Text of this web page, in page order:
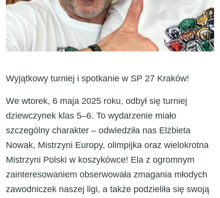
Wyjątkowy turniej i spotkanie w SP 27 Kraków!
We wtorek, 6 maja 2025 roku, odbył się turniej
dziewczynek klas 5–6. To wydarzenie miało
szczególny charakter – odwiedziła nas Elżbieta
Nowak, Mistrzyni Europy, olimpijka oraz wielokrotna
Mistrzyni Polski w koszykówce! Ela z ogromnym
zainteresowaniem obserwowała zmagania młodych
zawodniczek naszej ligi, a także podzieliła się swoją